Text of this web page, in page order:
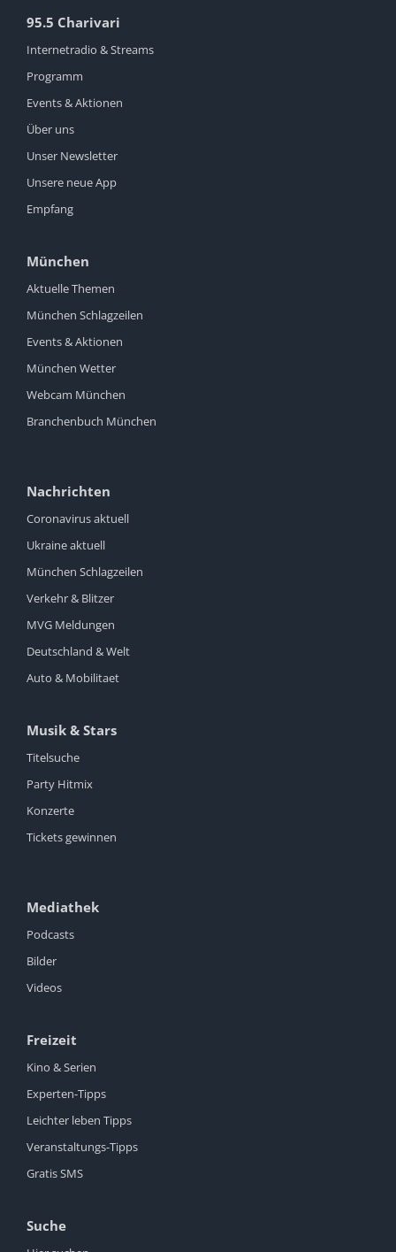
95.5 Charivari
Internetradio & Streams
Programm
Events & Aktionen
Über uns
Unser Newsletter
Unsere neue App
Empfang
München
Aktuelle Themen
München Schlagzeilen
Events & Aktionen
München Wetter
Webcam München
Branchenbuch München
Nachrichten
Coronavirus aktuell
Ukraine aktuell
München Schlagzeilen
Verkehr & Blitzer
MVG Meldungen
Deutschland & Welt
Auto & Mobilitaet
Musik & Stars
Titelsuche
Party Hitmix
Konzerte
Tickets gewinnen
Mediathek
Podcasts
Bilder
Videos
Freizeit
Kino & Serien
Experten-Tipps
Leichter leben Tipps
Veranstaltungs-Tipps
Gratis SMS
Suche